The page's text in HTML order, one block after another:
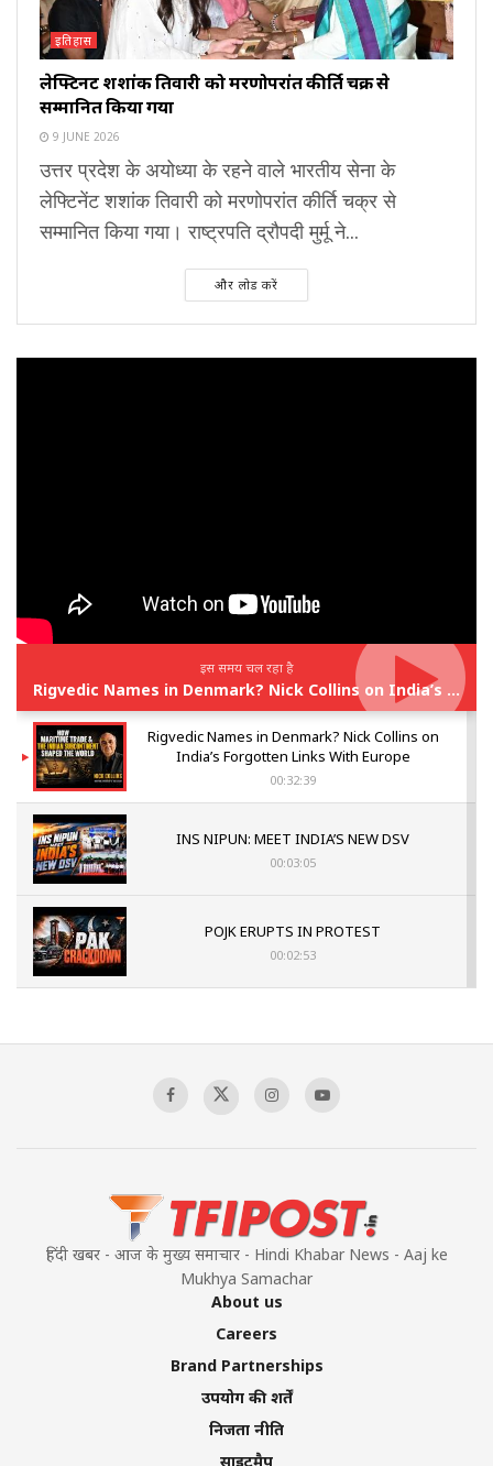
इतिहास
लेफ्टिनेंट शशांक तिवारी को मरणोपरांत कीर्ति चक्र से
सम्मानित किया गया
9 JUNE 2026
उत्तर प्रदेश के अयोध्या के रहने वाले भारतीय सेना के
लेफ्टिनेंट शशांक तिवारी को मरणोपरांत कीर्ति चक्र से
सम्मानित किया गया। राष्ट्रपति द्रौपदी मुर्मू ने...
और लोड करें
इस समय चल रहा है
Rigvedic Names in Denmark? Nick Collins on India’s Forgotten Links With Europe
Rigvedic Names in Denmark? Nick Collins on
India’s Forgotten Links With Europe
00:32:39
INS NIPUN: MEET INDIA’S NEW DSV
00:03:05
POJK ERUPTS IN PROTEST
00:02:53
Sagar
हिंदी खबर - आज के मुख्य समाचार - Hindi Khabar News - Aaj ke
Mukhya Samachar
About us
Careers
Brand Partnerships
उपयोग की शर्तें
निजता नीति
साइटमैप